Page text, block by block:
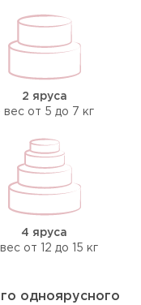
2 яруса
вес от 5 до 7 кг
4 яруса
от 12 до 15 кг
одноярусного